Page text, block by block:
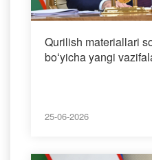
Qurilish materiallari
boʻyicha yangi
25-06-2026